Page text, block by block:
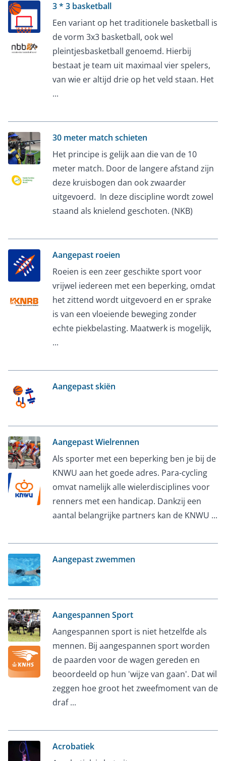
3 * 3 basketball
Een variant op het traditionele basketball is
de vorm 3x3 basketball, ook wel
pleintjesbasketball genoemd. Hierbij
bestaat je team uit maximaal vier spelers,
van wie er altijd drie op het veld staan. Het
...
30 meter match schieten
Het principe is gelijk aan die van de 10
meter match. Door de langere afstand zijn
deze kruisbogen dan ook zwaarder
uitgevoerd. In deze discipline wordt zowel
staand als knielend geschoten. (NKB)
Aangepast roeien
Roeien is een zeer geschikte sport voor
vrijwel iedereen met een beperking, omdat
het zittend wordt uitgevoerd en er sprake
is van een vloeiende beweging zonder
echte piekbelasting. Maatwerk is mogelijk,
...
Aangepast skiën
Aangepast Wielrennen
Als sporter met een beperking ben je bij de
KNWU aan het goede adres. Para-cycling
omvat namelijk alle wielerdisciplines voor
renners met een handicap. Dankzij een
aantal belangrijke partners kan de KNWU ...
Aangepast zwemmen
Aangespannen Sport
Aangespannen sport is niet hetzelfde als
mennen. Bij aangespannen sport worden
de paarden voor de wagen gereden en
beoordeeld op hun 'wijze van gaan'. Dat wil
zeggen hoe groot het zweefmoment van de
draf ...
Acrobatiek